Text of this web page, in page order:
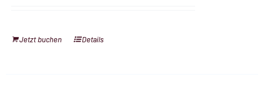
Jetzt buchen Details